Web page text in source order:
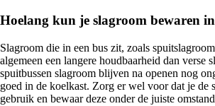
Hoelang kun je slagroom bewaren in
Slagroom die in een bus zit, zoals
algemeen een langere houdbaarheid dan verse
spuitbussen slagroom blijven na openen nog
goed in de koelkast. Zorg er wel voor dat je de
gebruik en bewaar deze onder de juiste